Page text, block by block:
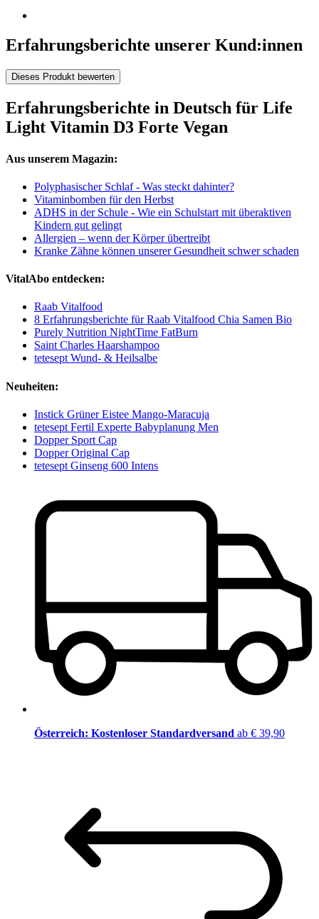
Erfahrungsberichte unserer Kund:innen
Dieses Produkt bewerten
Erfahrungsberichte in Deutsch für Life
Light Vitamin D3 Forte Vegan
Aus unserem Magazin:
Polyphasischer Schlaf - Was steckt dahinter?
Vitaminbomben für den Herbst
ADHS in der Schule - Wie ein Schulstart mit überaktiven
Kindern gut gelingt
Allergien – wenn der Körper übertreibt
Kranke Zähne können unserer Gesundheit schwer schaden
VitalAbo entdecken:
Raab Vitalfood
8 Erfahrungsberichte für Raab Vitalfood Chia Samen Bio
Purely Nutrition NightTime FatBurn
Saint Charles Haarshampoo
tetesept Wund- & Heilsalbe
Neuheiten:
Instick Grüner Eistee Mango-Maracuja
tetesept Fertil Experte Babyplanung Men
Dopper Sport Cap
Dopper Original Cap
tetesept Ginseng 600 Intens
Österreich: Kostenloser Standardversand ab € 39,90